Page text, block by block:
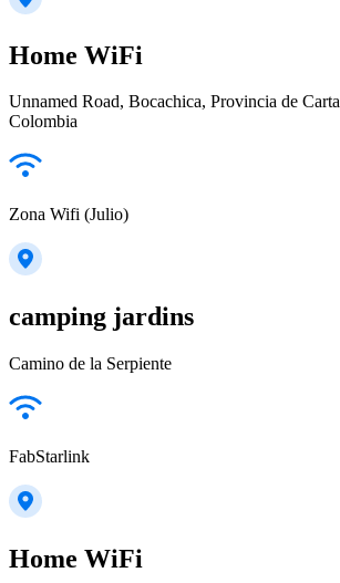
Home WiFi
Unnamed Road, Bocachica, Provincia de
Colombia
Zona Wifi (Julio)
camping jardins
Camino de la Serpiente
FabStarlink
Home WiFi